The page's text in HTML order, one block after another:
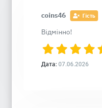
coins46 Гість
Відмінно!
Дата: 07.06.2026